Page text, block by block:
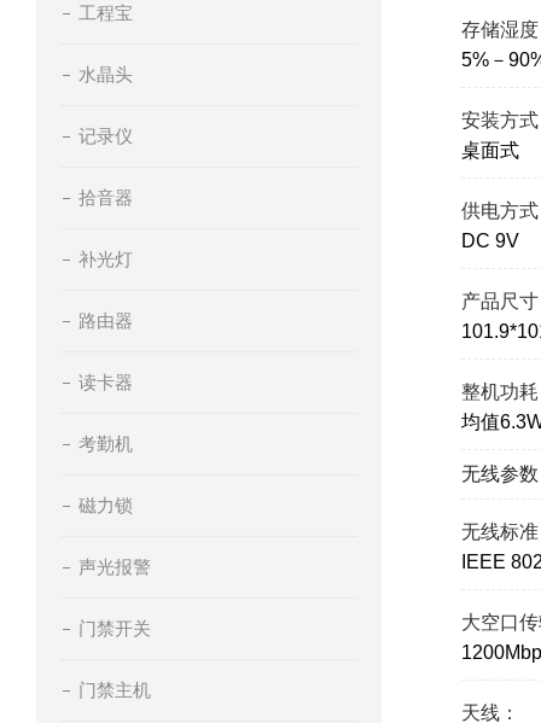
工程宝
水晶头
记录仪
拾音器
补光灯
路由器
读卡器
考勤机
磁力锁
声光报警
门禁开关
门禁主机
存储湿
5%－
安装方
桌面式
供电方
DC 9V
产品尺
整机功
均值
无线参数
无线标
IEEE
大空口
天线：